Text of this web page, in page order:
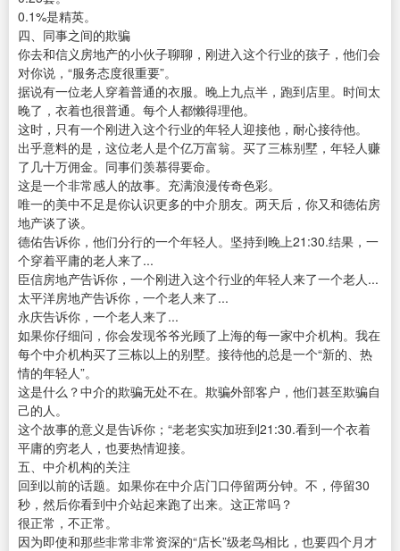
0.1%是精英。
四、同事之间的欺骗
你去和信义房地产的小伙子聊聊，刚进入这个行业的孩子，他们会
对你说，“服务态度很重要”。
据说有一位老人穿着普通的衣服。晚上九点半，跑到店里。时间太
晚了，衣着也很普通。每个人都懒得理他。
这时，只有一个刚进入这个行业的年轻人迎接他，耐心接待他。
出乎意料的是，这位老人是个亿万富翁。买了三栋别墅，年轻人赚
了几十万佣金。同事们羡慕得要命。
这是一个非常感人的故事。充满浪漫传奇色彩。
唯一的美中不足是你认识更多的中介朋友。两天后，你又和德佑房
地产谈了谈。
德佑告诉你，他们分行的一个年轻人。坚持到晚上21:30.结果，一
个穿着平庸的老人来了...
臣信房地产告诉你，一个刚进入这个行业的年轻人来了一个老人...
太平洋房地产告诉你，一个老人来了...
永庆告诉你，一个老人来了...
如果你仔细问，你会发现爷爷光顾了上海的每一家中介机构。我在
每个中介机构买了三栋以上的别墅。接待他的总是一个“新的、热
情的年轻人”。
这是什么？中介的欺骗无处不在。欺骗外部客户，他们甚至欺骗自
己的人。
这个故事的意义是告诉你；“老老实实加班到21:30.看到一个衣着
平庸的穷老人，也要热情迎接。
五、中介机构的关注
回到以前的话题。如果你在中介店门口停留两分钟。不，停留30
秒，然后你看到中介站起来跑了出来。这正常吗？
很正常，不正常。
因为即使和那些非常非常资深的“店长”级老鸟相比，也要四个月才